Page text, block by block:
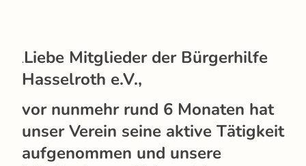
.Liebe Mitglieder der Bürgerhilfe
Hasselroth e.V.,
vor nunmehr rund 6 Monaten hat
unser Verein seine aktive Tätigkeit
aufgenommen und unsere